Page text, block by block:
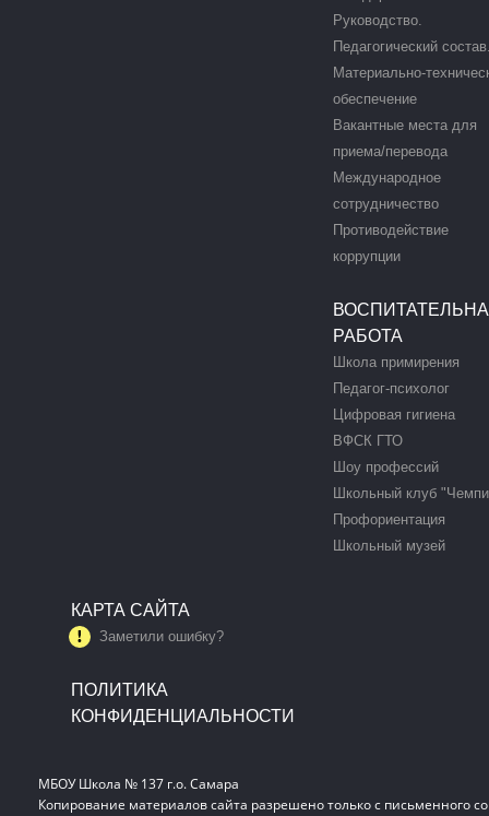
Руководство.
Педагогический
Материально-
обеспечение
Вакантные места для
приема/перевода
Международное
сотрудничество
Противодействие
коррупции
РАБОТА
Школа примирения
Педагог-психолог
Цифровая гигиена
ВФСК ГТО
Шоу профессий
Школьный клуб
Профориентация
Школьный музей
КАРТА САЙТА
Заметили ошибку?
ПОЛИТИКА
КОНФИДЕНЦИАЛЬНОСТИ
МБОУ Школа № 137 г.о. Самара
Копирование материалов сайта разрешено только с письменного